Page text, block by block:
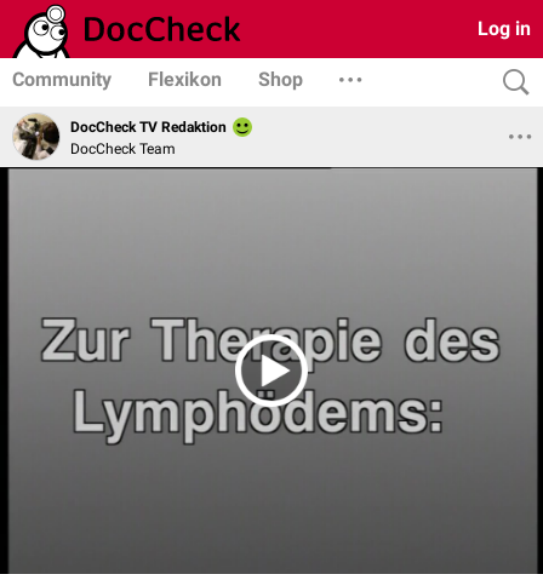
Log in
Community Flexikon Shop
DocCheck TV Redaktion
DocCheck Team